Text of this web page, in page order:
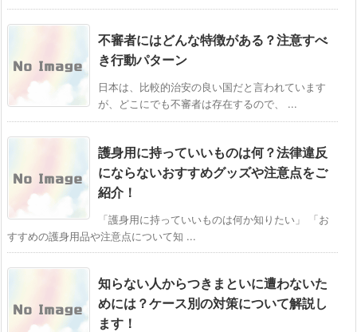
不審者にはどんな特徴がある？注意すべ
き行動パターン
日本は、比較的治安の良い国だと言われています
が、どこにでも不審者は存在するので、 ...
護身用に持っていいものは何？法律違反
にならないおすすめグッズや注意点をご
紹介！
「護身用に持っていいものは何か知りたい」 「お
すすめの護身用品や注意点について知 ...
知らない人からつきまといに遭わないた
めには？ケース別の対策について解説し
ます！